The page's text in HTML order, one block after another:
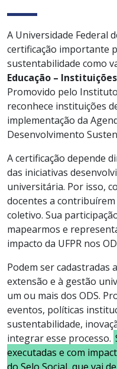
A Universidade Federal
certificação importante
sustentabilidade como
Educação –
Promovido pelo
reconhece instituições
implementação da
Desenvolvimento
A certificação depende
das iniciativas
universitária. Por isso,
docentes a
coletivo. Sua
mapearmos e
impacto da UFPR nos
Podem ser cadastradas
extensão e à gestão
um ou mais dos ODS.
eventos, políticas
sustentabilidade,
integrar esse processo.
executadas e com